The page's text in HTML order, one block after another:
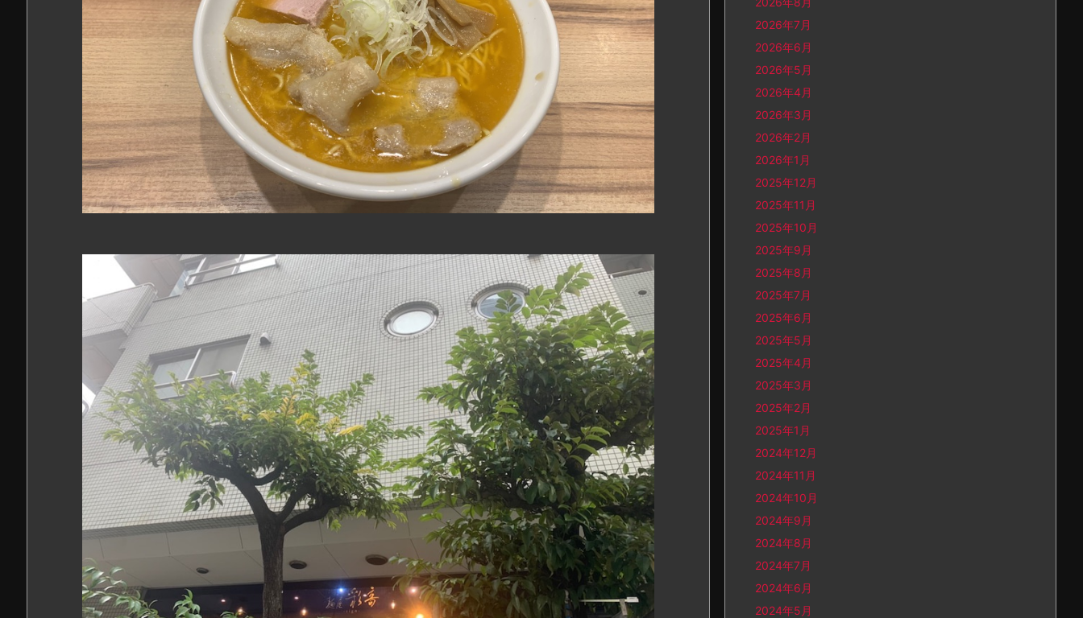
2026年7月
2026年6月
2026年5月
2026年4月
2026年3月
2026年2月
2026年1月
2025年12月
2025年11月
2025年10月
2025年9月
2025年8月
2025年7月
2025年6月
2025年5月
2025年4月
2025年3月
2025年2月
2025年1月
2024年12月
2024年11月
2024年10月
2024年9月
2024年8月
2024年7月
2024年6月
2024年5月